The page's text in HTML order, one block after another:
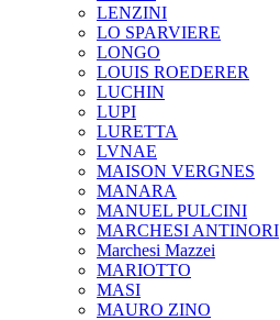
LENZINI
LO SPARVIERE
LONGO
LOUIS ROEDERER
LUCHIN
LUPI
LURETTA
LVNAE
MAISON VERGNES
MANARA
MANUEL PULCINI
MARCHESI ANTINORI
Marchesi Mazzei
MARIOTTO
MASI
MAURO ZINO